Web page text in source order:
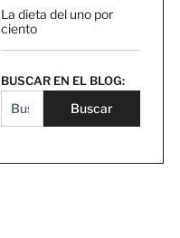
La dieta del uno por
ciento
BUSCAR EN EL BLOG:
Buscar